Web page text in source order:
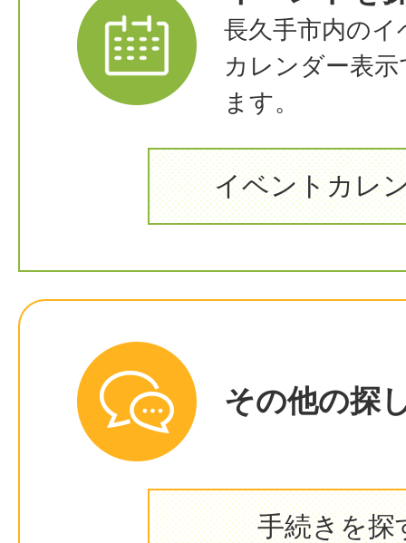
長久手市内の
カレンダー表
ます。
イベントカレ
その他の探
手続きを探